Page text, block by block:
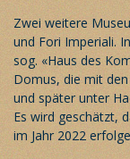
Zwei weitere
und Fori Imperiali.
sog. «Haus des
Domus, die mit
und später unter
Es wird geschätzt,
im Jahr 2022